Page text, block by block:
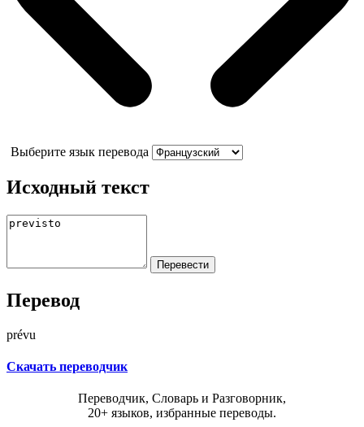
Выберите язык перевода
Исходный текст
Перевод
prévu
Скачать переводчик
Переводчик, Словарь и Разговорник,
20+ языков, избранные переводы.